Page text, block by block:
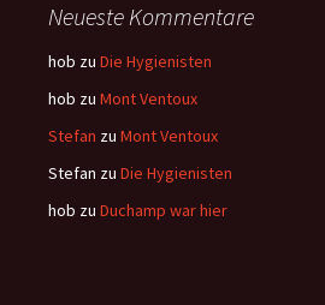
Neueste Kommentare
hob zu Die Hygienisten
hob zu Mont Ventoux
Stefan zu Mont Ventoux
Stefan zu Die Hygienisten
hob zu Duchamp war hier